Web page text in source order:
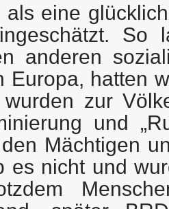
eine
anderen
Europa, hatten
zur
und
Mächtigen
es nicht und